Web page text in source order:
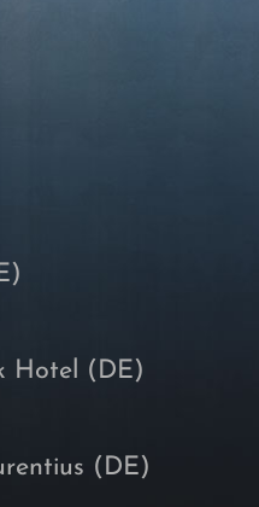
Hotel (DE)
(DE)